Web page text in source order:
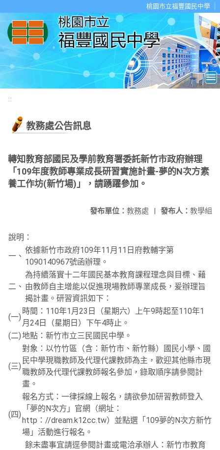
桃園市立福豐國民中學
:::
教務處公告訊息
轉知教育部國民及學前教育署委託新竹市政府辦理
「109年度教師專業成長研習實施計畫-夢的N次方素
養工作坊(新竹場)」，請踴躍參加。
發布人： 教學組
發布單位： 教務處 |
說明：
一、
依據新竹市政府109年11月11日府教輔字第
1090140967號函辦理。
二、
為持續落實十二年國民基本教育課程理念與目標、藉
由教師自主增能以促進現場教師專業成長，爰辦理旨
揭計畫。研習資訊如下：
(一)
時間：110年1月23日（星期六）上午9時起至110年1
月24日（星期日）下午4時止。
(二)地點：新竹市立三民國民中學。
(三)
對象：以竹竹區（含：新竹市、新竹縣）國民小學、國
民中學現職教師及代理代課教師為主，歡迎其他縣市現
職教師及代理代課教師報名參加，錄取順序請參閱計
畫。
(四)
報名方式：一律採線上報名，請欲參加研習教師登入
「夢的N次方」官網（網址：
http：//dream.k12cc.tw）並點選「109夢的N次方新竹
場」活動進行報名。
餘未盡事宜請逕參閱計畫或電洽承辦人：新竹市教育